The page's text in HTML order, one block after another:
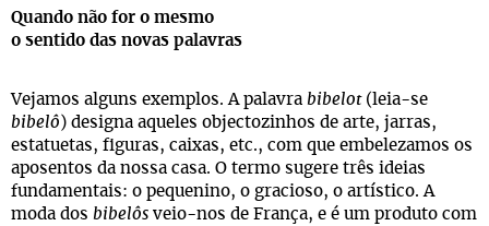
Quando não for o mesmo
o sentido das novas palavras
Vejamos alguns exemplos. A palavra bibelot (leia-se
bibelô ) designa aqueles objectozinhos de arte, jarras,
estatuetas, figuras, caixas, etc., com que embelezamos os
aposentos da nossa casa. O termo sugere três ideias
fundamentais: o pequenino, o gracioso, o artístico. A
moda dos bibelôs veio-nos de França, e é um produto com